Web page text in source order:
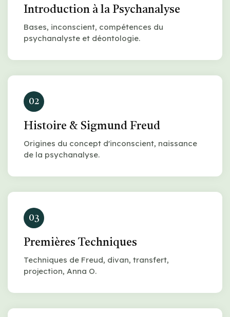
Introduction à la Psychanalyse
Bases, inconscient, compétences du
psychanalyste et déontologie.
02
Histoire & Sigmund Freud
Origines du concept d'inconscient, naissance
de la psychanalyse.
03
Premières Techniques
Techniques de Freud, divan, transfert,
projection, Anna O.